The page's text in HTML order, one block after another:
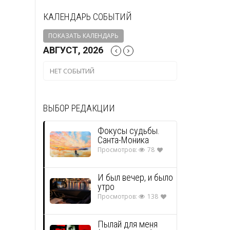
КАЛЕНДАРЬ СОБЫТИЙ
ПОКАЗАТЬ КАЛЕНДАРЬ
АВГУСТ, 2026
НЕТ СОБЫТИЙ
ВЫБОР РЕДАКЦИИ
Фокусы судьбы.
Санта-Моника
Просмотров: 78
И был вечер, и было
утро
Просмотров: 138
Пылай для меня